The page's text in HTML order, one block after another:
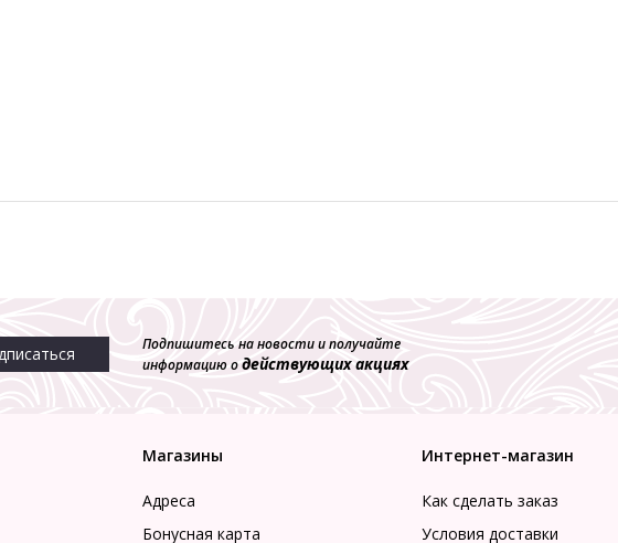
Подпишитесь на новости и получайте
информацию одействующих акциях
Магазины
Адреса
Бонусная карта
Интернет-магазин
Как сделать заказ
Условия доставки